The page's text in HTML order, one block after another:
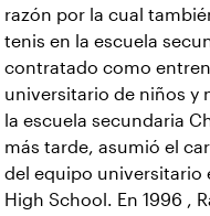
razón por la cual
tenis en la escuela
contratado como
universitario de niños y
la escuela secundaria
más tarde, asumió el
del equipo universitario
High School. En 1996 ,